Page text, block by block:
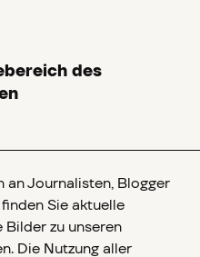
des
an Journalisten, Blogger
Sie aktuelle
zu unseren
Die Nutzung aller